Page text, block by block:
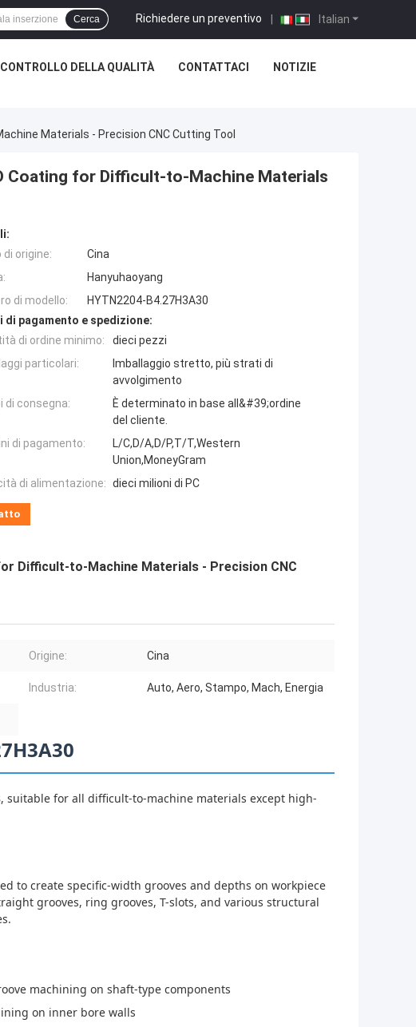
Italian
Richiedere un preventivo |
Cerca
CONTROLLO DELLA QUALITÀ CONTATTACI NOTIZIE
Materials - Precision CNC Cutting Tool
Coating for Difficult-to-Machine Materials
di origine:
Cina
Hanyuhaoyang
di modello:
HYTN2204-B4.27H3A30
di pagamento e spedizione:
di ordine minimo:
dieci pezzi
particolari:
Imballaggio stretto, più strati di
avvolgimento
di consegna:
È determinato in base all&#39;ordine
del cliente.
di pagamento:
L/C,D/A,D/P,T/T,Western
Union,MoneyGram
di alimentazione: dieci milioni di PC
Difficult-to-Machine Materials - Precision CNC
Origine: Cina
Industria: Auto, Aero, Stampo, Mach, Energia
suitable for all difficult-to-machine materials except high-
to create specific-width grooves and depths on workpiece
grooves, ring grooves, T-slots, and various structural
machining on shaft-type components
on inner bore walls